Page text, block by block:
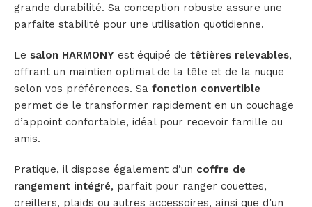
grande durabilité. Sa conception robuste assure une
parfaite stabilité pour une utilisation quotidienne.
Le salon HARMONY est équipé de têtières relevables,
offrant un maintien optimal de la tête et de la nuque
selon vos préférences. Sa fonction convertible
permet de le transformer rapidement en un couchage
d’appoint confortable, idéal pour recevoir famille ou
amis.
Pratique, il dispose également d’un coffre de
rangement intégré, parfait pour ranger couettes,
oreillers, plaids ou autres accessoires, ainsi que d’un